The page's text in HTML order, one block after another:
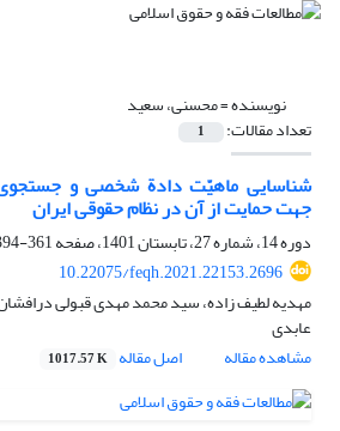
نویسنده =محسنی، سعید
تعداد مقالات: 1
شناسایی ماهیّت دادة شخصی و
جهت حمایت از آن در نظام حقوقی ایران
دوره 14، شماره 27، تابستان 1401، صفحه
361-394
10.22075/feqh.2021.22153.2696
مهدیه لطیف زاده، سید محمد مهدی قبولی
عابدی
مشاهده مقاله
اصل مقاله 1017.57 K